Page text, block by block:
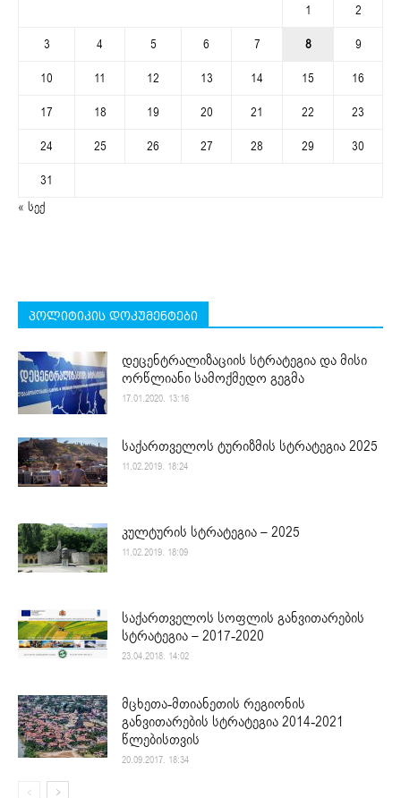
1
2
3
4 5 6 7 8
9
10
11 12 13 14 15
16
17
18 19 20 21 22
23
24
25 26 27 28 29
30
31
« სექ
პოლიტიკის დოკუმენტები
დეცენტრალიზაციის სტრატეგია და მისი
ორწლიანი სამოქმედო გეგმა
17.01.2020. 13:16
საქართველოს ტურიზმის სტრატეგია 2025
11.02.2019. 18:24
კულტურის სტრატეგია – 2025
11.02.2019. 18:09
საქართველოს სოფლის განვითარების
სტრატეგია – 2017-2020
23.04.2018. 14:02
მცხეთა-მთიანეთის რეგიონის
განვითარების სტრატეგია 2014-2021
წლებისთვის
20.09.2017. 18:34